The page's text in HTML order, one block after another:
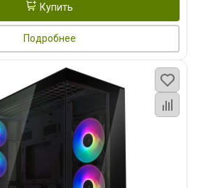
Купить
Подробнее